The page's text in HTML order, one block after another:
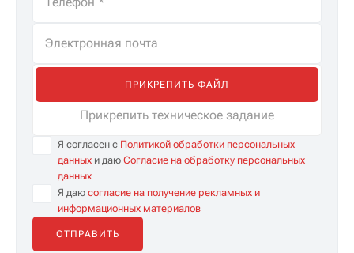
ПРИКРЕПИТЬ ФАЙЛ
Прикрепить техническое задание
Я согласен с Политикой обработки персональных
данных и даю Согласие на обработку персональных
данных
Я даю согласие на получение рекламных и
информационных материалов